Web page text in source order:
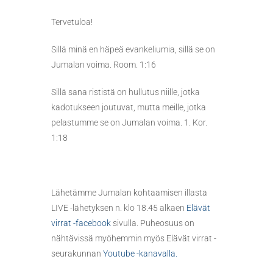
Tervetuloa!
Sillä minä en häpeä evankeliumia, sillä se on
Jumalan voima. Room. 1:16
Sillä sana rististä on hullutus niille, jotka
kadotukseen joutuvat, mutta meille, jotka
pelastumme se on Jumalan voima. 1. Kor.
1:18
Lähetämme Jumalan kohtaamisen illasta
LIVE -lähetyksen n. klo 18.45 alkaen Elävät
virrat -facebook sivulla. Puheosuus on
nähtävissä myöhemmin myös Elävät virrat -
seurakunnan Youtube -kanavalla.